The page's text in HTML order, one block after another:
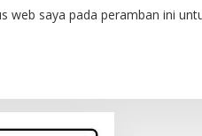
web saya pada peramban ini